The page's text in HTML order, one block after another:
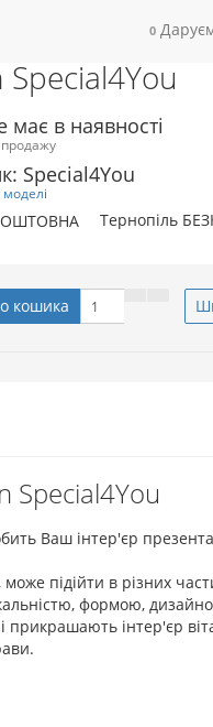
0
має в наявності
Special4You
Тернопіль
кошика
Special4You
Ваш інтер'єр
підійти в різних
формою,
інтер'єр